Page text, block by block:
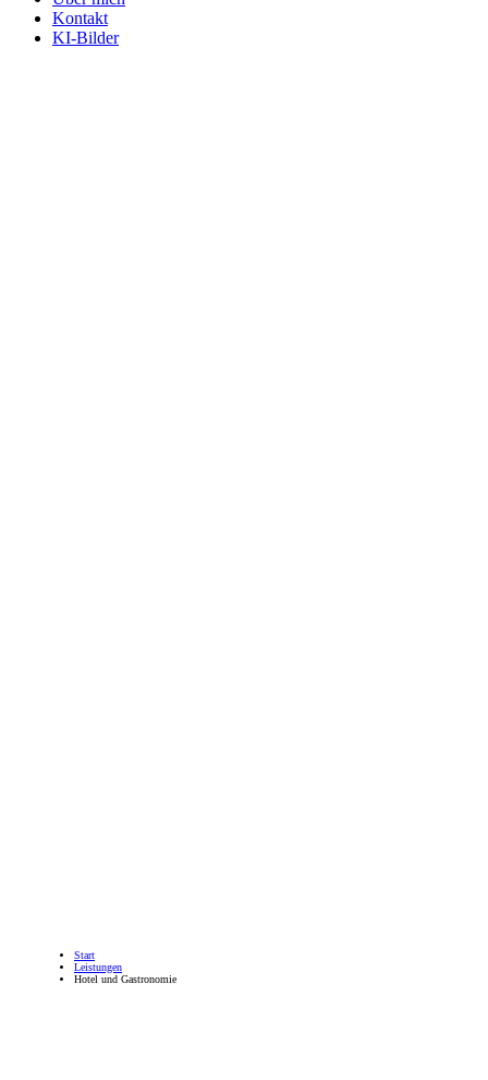
Kontakt
KI-Bilder
Start
Leistungen
Hotel und Gastronomie